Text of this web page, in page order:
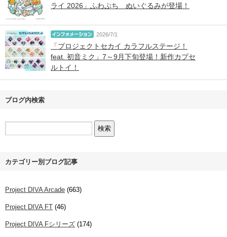
ライ 2026」ふわぷち ぬいぐるみが登場！
2026/7/1
「プロジェクトセカイ カラフルステージ！
feat. 初音ミク」7～9月下旬登場！新作カプセ
ルトイ！
ブログ内検索
カテゴリー別ブログ記事
Project DIVA Arcade (663)
Project DIVA FT (46)
Project DIVA Fシリーズ (174)